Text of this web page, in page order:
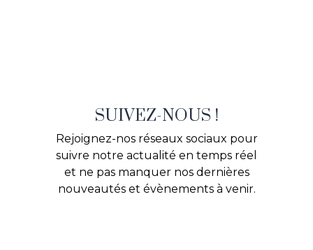
SUIVEZ-NOUS !
Rejoignez-nos réseaux sociaux pour
suivre notre actualité en temps réel
et ne pas manquer nos dernières
nouveautés et évènements à venir.